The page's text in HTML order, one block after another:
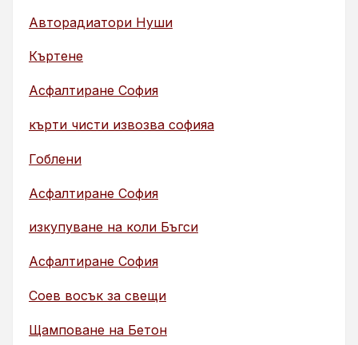
Авторадиатори Нуши
Къртене
Асфалтиране София
кърти чисти извозва софияа
Гоблени
Асфалтиране София
изкупуване на коли Бъгси
Асфалтиране София
Соев восък за свещи
Щамповане на Бетон